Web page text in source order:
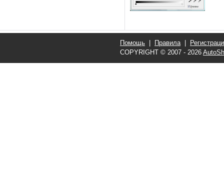
Помощь Правила|
COPYRIGHT © 2007 - 2026